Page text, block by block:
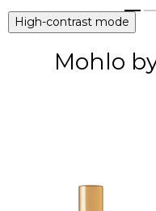
High-contrast mode
Mohlo